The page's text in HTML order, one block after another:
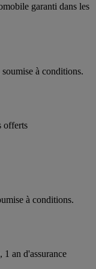
garanti dans les
à conditions.
offerts
à conditions.
an d'assurance